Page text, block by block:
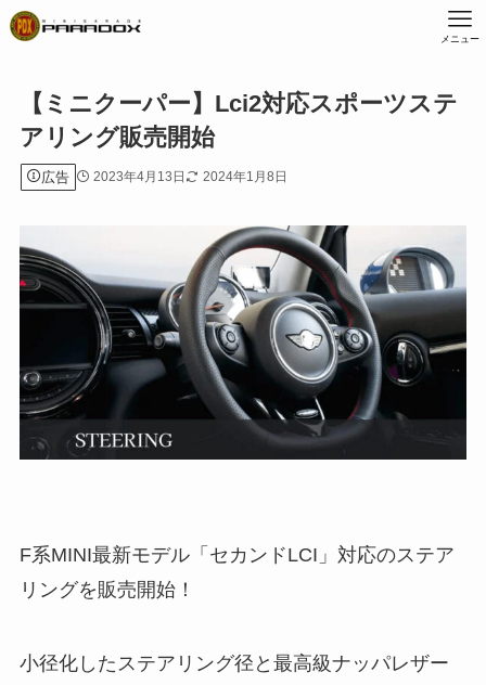
メニュー
【ミニクーパー】Lci2対応スポーツステ
アリング販売開始
広告 2023年4月13日 2024年1月8日
F系MINI最新モデル「セカンドLCI」対応のステア
リングを販売開始！
小径化したステアリング径と最高級ナッパレザー